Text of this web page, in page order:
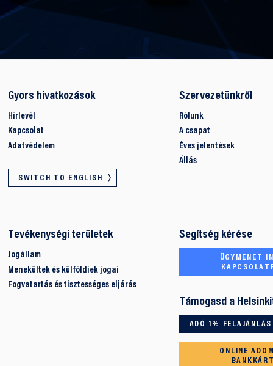
Gyors hivatkozások
Hírlevél
Kapcsolat
Adatvédelem
SWITCH TO ENGLISH
Szervezetünkről
Rólunk
A csapat
Éves jelentések
Állás
Tevékenységi területek
Jogállam
Menekültek és külföldiek jogai
Fogvatartás és tisztességes eljárás
Segítség kérése
ÜGYMENET
Támogasd a
ADÓ 1% FELAJÁNLÁS
ONLINE